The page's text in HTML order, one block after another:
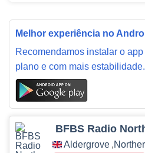
Melhor experiência no
Recomendamos instalar o
plano e com mais estabilidade.
BFBS Radio
Aldergrove ,